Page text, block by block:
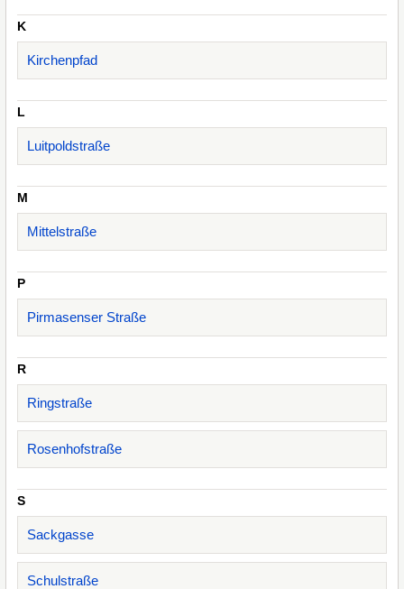
K
Kirchenpfad
L
Luitpoldstraße
M
Mittelstraße
P
Pirmasenser Straße
R
Ringstraße
Rosenhofstraße
S
Sackgasse
Schulstraße